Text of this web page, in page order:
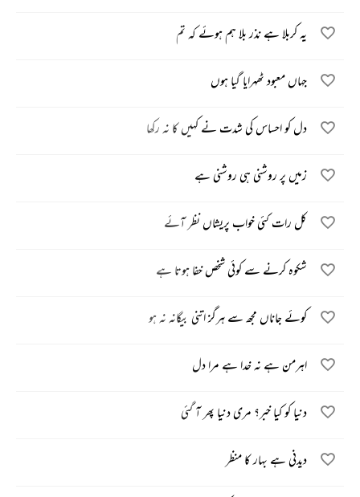
یہ کربلا ہے نذر بلا ہم ہوئے کہ تم
جہاں معبود ٹھہرایا گیا ہوں
دل کو احساس کی شدت نے کہیں کا نہ رکھا
زمیں پر روشنی ہی روشنی ہے
کل رات کئی خواب پریشاں نظر آئے
شکوہ کرنے سے کوئی شخص خفا ہوتا ہے
کوئے جاناں مجھ سے ہرگز اتنی بیگانہ نہ ہو
اہرمن ہے نہ خدا ہے مرا دل
دنیا کو کیا خبر؟ مری دنیا پھر آ گئی
دیدنی ہے بہار کا منظر